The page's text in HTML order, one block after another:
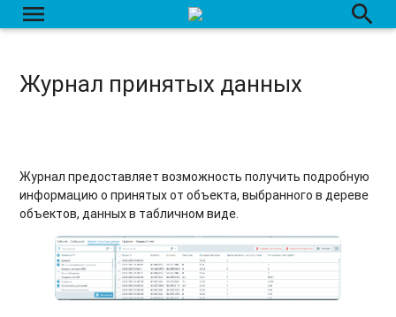
menu search
Журнал принятых данных
Журнал предоставляет возможность получить подробную
информацию о принятых от объекта, выбранного в дереве
объектов, данных в табличном виде.